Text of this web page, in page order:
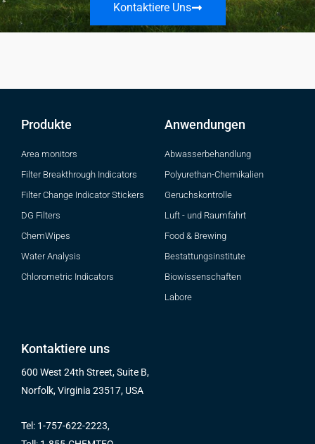
Kontaktiere Uns
Produkte
Area monitors
Filter Breakthrough Indicators
Filter Change Indicator Stickers
DG Filters
ChemWipes
Water Analysis
Chlorometric Indicators
Anwendungen
Abwasserbehandlung
Polyurethan-Chemikalien
Geruchskontrolle
Luft - und Raumfahrt
Food & Brewing
Bestattungsinstitute
Biowissenschaften
Labore
Kontaktiere uns
600 West 24th Street, Suite B,
Norfolk, Virginia 23517, USA
Tel: 1-757-622-2223,